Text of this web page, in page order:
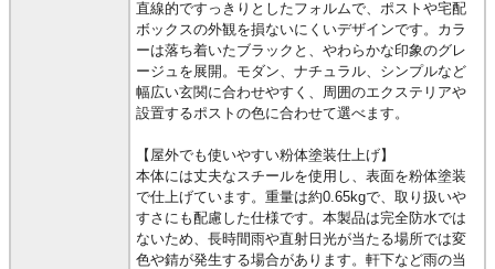
直線的ですっきりとしたフォルムで、ポストや宅配
ボックスの外観を損ないにくいデザインです。カラ
ーは落ち着いたブラックと、やわらかな印象のグレ
ージュを展開。モダン、ナチュラル、シンプルなど
幅広い玄関に合わせやすく、周囲のエクステリアや
設置するポストの色に合わせて選べます。
【屋外でも使いやすい粉体塗装仕上げ】
本体には丈夫なスチールを使用し、表面を粉体塗装
で仕上げています。重量は約0.65kgで、取り扱いや
すさにも配慮した仕様です。本製品は完全防水では
ないため、長時間雨や直射日光が当たる場所では変
色や錆が発生する場合があります。軒下など雨の当